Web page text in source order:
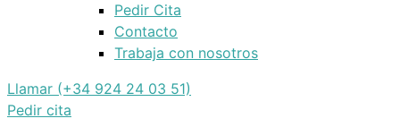
Pedir Cita
Contacto
Trabaja con nosotros
Llamar (+34 924 24 03 51)
Pedir cita